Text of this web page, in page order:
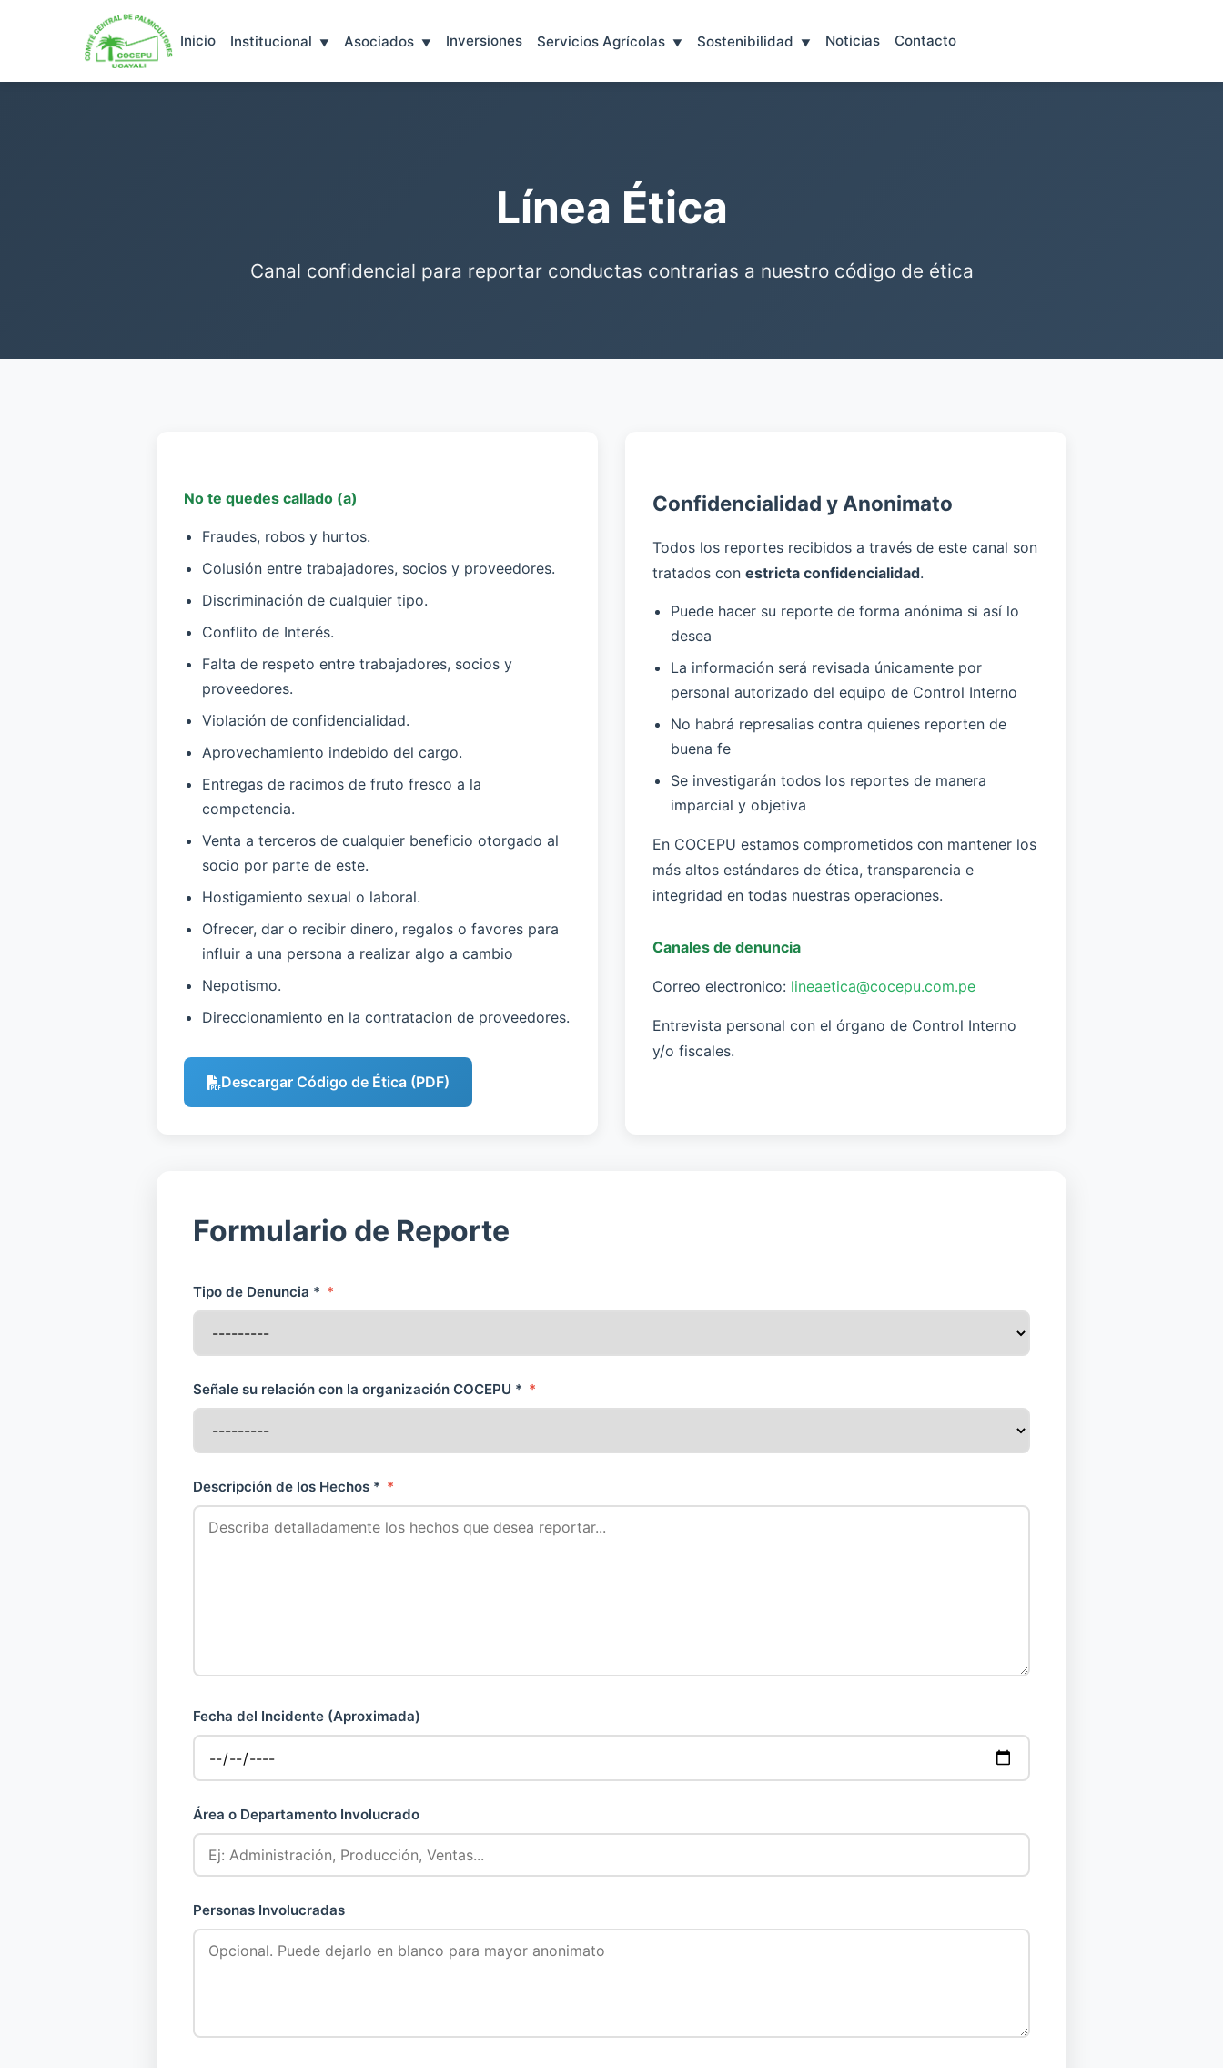
Inicio Institucional Asociados Inversiones Servicios Agrícolas Sostenibilidad Noticias Contacto
Línea Ética
Canal confidencial para reportar conductas contrarias a nuestro código de ética
No te quedes callado (a)
Fraudes, robos y hurtos.
Colusión entre trabajadores, socios y proveedores.
Discriminación de cualquier tipo.
Conflito de Interés.
Falta de respeto entre trabajadores, socios y
proveedores.
Violación de confidencialidad.
Aprovechamiento indebido del cargo.
Entregas de racimos de fruto fresco a la
competencia.
Venta a terceros de cualquier beneficio otorgado al
socio por parte de este.
Hostigamiento sexual o laboral.
Ofrecer, dar o recibir dinero, regalos o favores para
influir a una persona a realizar algo a cambio
Nepotismo.
Direccionamiento en la contratacion de proveedores.
Descargar Código de Ética (PDF)
Confidencialidad y Anonimato
Todos los reportes recibidos a través de este canal son
tratados con estricta confidencialidad.
Puede hacer su reporte de forma anónima si así lo
desea
La información será revisada únicamente por
personal autorizado del equipo de Control Interno
No habrá represalias contra quienes reporten de
buena fe
Se investigarán todos los reportes de manera
imparcial y objetiva
En COCEPU estamos comprometidos con mantener los
más altos estándares de ética, transparencia e
integridad en todas nuestras operaciones.
Canales de denuncia
Correo electronico: lineaetica@cocepu.com.pe
Entrevista personal con el órgano de Control Interno
y/o fiscales.
Formulario de Reporte
Tipo de Denuncia * *
Señale su relación con la organización COCEPU * *
Descripción de los Hechos * *
Fecha del Incidente (Aproximada)
Área o Departamento Involucrado
Personas Involucradas